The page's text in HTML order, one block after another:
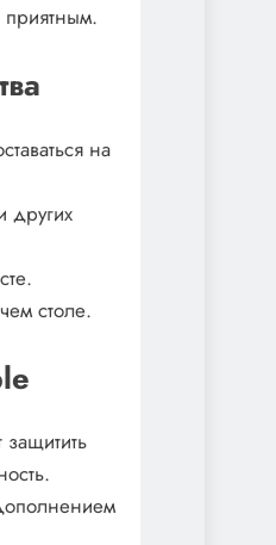
приятным.
на
других
столе.